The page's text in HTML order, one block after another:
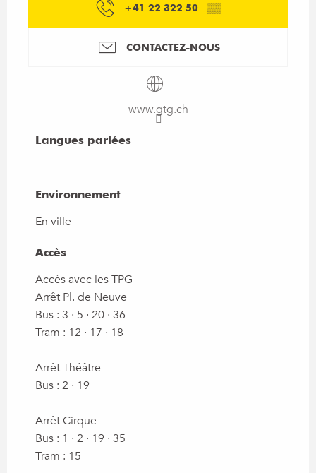
+41 22 322 50 ▒▒
CONTACTEZ-NOUS
www.gtg.ch
Langues parlées
Langues parlées
Environnement
Environnement
En ville
Accès
Accès
Accès avec les TPG
Arrêt Pl. de Neuve
Bus : 3 · 5 · 20 · 36
Tram : 12 · 17 · 18
Arrêt Théâtre
Bus : 2 · 19
Arrêt Cirque
Bus : 1 · 2 · 19 · 35
Tram : 15